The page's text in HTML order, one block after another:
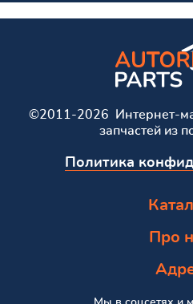
©2011-2026 Интернет-
запчастей из
Политика
Про